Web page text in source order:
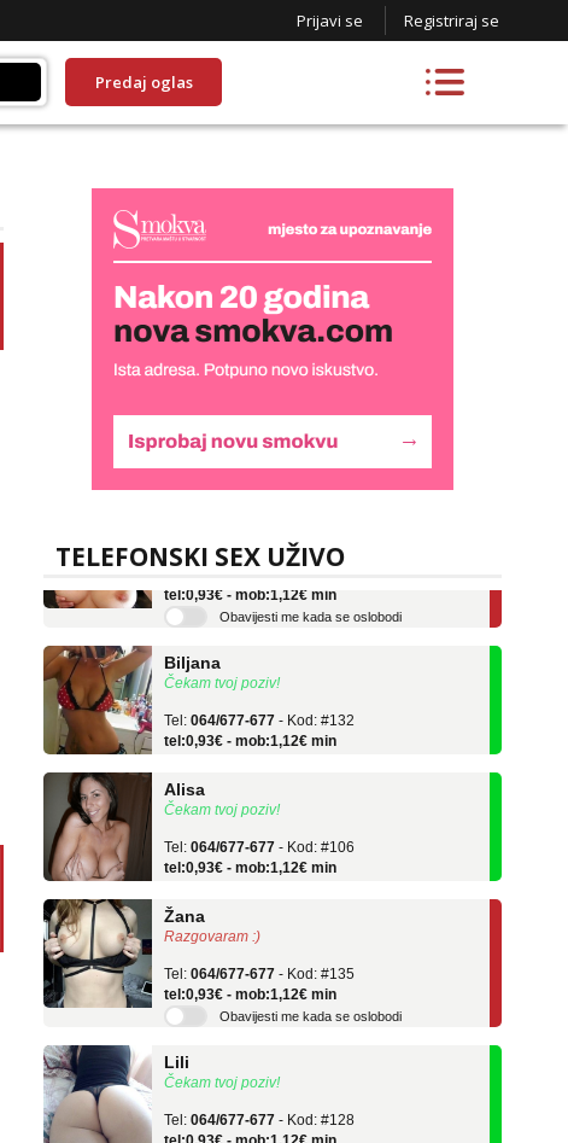
Prijavi se Registriraj se
Predaj oglas
TELEFONSKI SEX UŽIVO
Liliana
Tel:064/677-677 - Kod: #69
tel:0,93€ - mob:1,12€ min
Obavijesti me kada se oslobodi
Čekam tvoj poziv!
tel:0,93€ - mob:1,12€ min
Čekam tvoj poziv!
tel:0,93€ - mob:1,12€ min
Razgovaram :)
tel:0,93€ - mob:1,12€ min
Obavijesti me kada se oslobodi
Čekam tvoj poziv!
tel:0,93€ - mob:1,12€ min